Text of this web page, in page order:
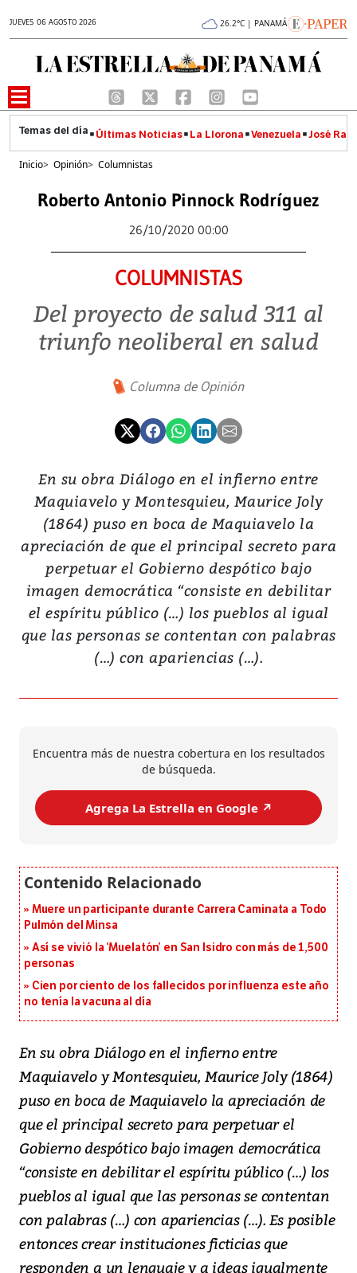
JUEVES 06 AGOSTO 2026 26.2°C | PANAMÁ
Últimas Noticias La Llorona Venezuela José
Inicio> Opinión> Columnistas
Roberto Antonio Pinnock Rodríguez
26/10/2020 00:00
COLUMNISTAS
Del proyecto de salud 311 al
triunfo neoliberal en salud
Columna de Opinión
En su obra Diálogo en el infierno entre
Maquiavelo y Montesquieu, Maurice Joly
(1864) puso en boca de Maquiavelo la
apreciación de que el principal secreto para
perpetuar el Gobierno despótico bajo
imagen democrática “consiste en debilitar
el espíritu público (…) los pueblos al igual
que las personas se contentan con palabras
(…) con apariencias (…).
Encuentra más de nuestra cobertura en los resultados
de búsqueda.
Agrega La Estrella en Google ↗️
Muere un participante durante Carrera Caminata a Todo
Pulmón del Minsa
Así se vivió la ‘Muelatón’ en San Isidro con más de 1,500
personas
Cien por ciento de los fallecidos por influenza este año
no tenía la vacuna al día
En su obra Diálogo en el infierno entre
Maquiavelo y Montesquieu, Maurice Joly (1864)
puso en boca de Maquiavelo la apreciación de
que el principal secreto para perpetuar el
Gobierno despótico bajo imagen democrática
“consiste en debilitar el espíritu público (…) los
pueblos al igual que las personas se contentan
con palabras (…) con apariencias (…). Es posible
entonces crear instituciones ficticias que
responden a un lenguaje y a ideas igualmente